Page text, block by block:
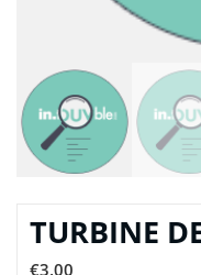
TURBINE
€3,00